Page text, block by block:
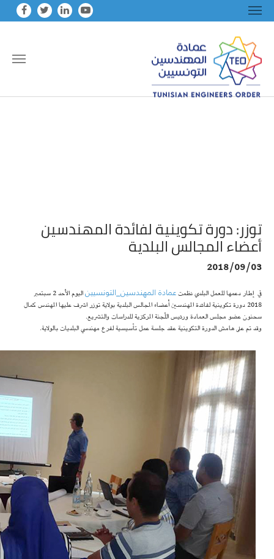
توزر: دورة تكوينية لفائدة المهندسين
أعضاء المجالس البلدية
2018/09/03
في إطار دعمها للعمل البلدي نظمتعمادة المهندسين_التونسيين
اليوم الأحد 2 سبتمبر
2018 دورة تكوينية لفائدة المهندسين أعضاء المجالس البلدية بولاية توزر اشرف عليها المهندس كمال
سحنون عضو مجلس العمادة ورئيس اللّجنة المركزية للدراسات والتشريع.
وقد تم على هامش الدورة التكوينية عقد جلسة عمل تأسيسية لفرع مهندسي البلديات بالولاية.